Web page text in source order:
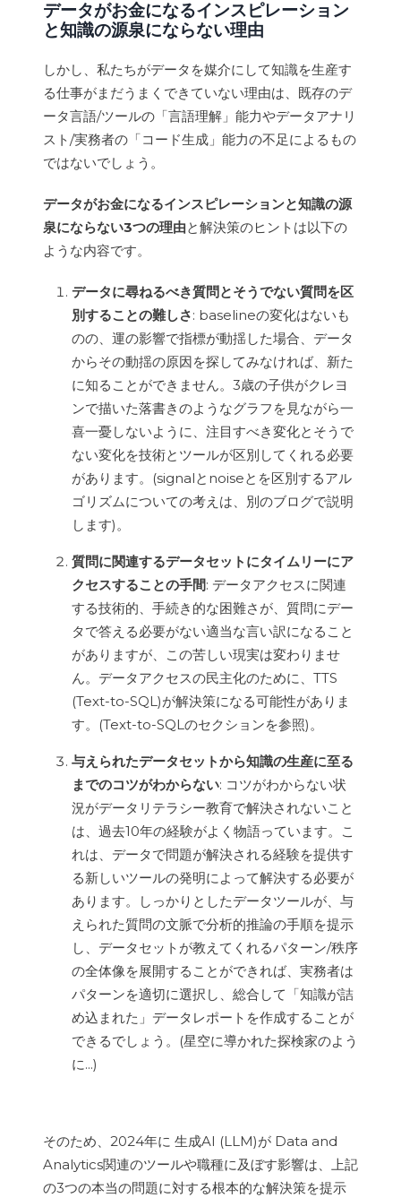
データがお金になるインスピレーション
と知識の源泉にならない理由
しかし、私たちがデータを媒介にして知識を生産す
る仕事がまだうまくできていない理由は、既存のデ
ータ言語/ツールの「言語理解」能力やデータアナリ
スト/実務者の「コード生成」能力の不足によるもの
ではないでしょう。
データがお金になるインスピレーションと知識の源
泉にならない3つの理由と解決策のヒントは以下の
ような内容です。
データに尋ねるべき質問とそうでない質問を区
別することの難しさ: baselineの変化はないも
のの、運の影響で指標が動揺した場合、データ
からその動揺の原因を探してみなければ、新た
に知ることができません。3歳の子供がクレヨ
ンで描いた落書きのようなグラフを見ながら一
喜一憂しないように、注目すべき変化とそうで
ない変化を技術とツールが区別してくれる必要
があります。(signalとnoiseとを区別するアル
ゴリズムについての考えは、別のブログで説明
します)。
質問に関連するデータセットにタイムリーにア
クセスすることの手間: データアクセスに関連
する技術的、手続き的な困難さが、質問にデー
タで答える必要がない適当な言い訳になること
がありますが、この苦しい現実は変わりませ
ん。データアクセスの民主化のために、TTS
(Text-to-SQL)が解決策になる可能性がありま
す。(Text-to-SQLのセクションを参照)。
与えられたデータセットから知識の生産に至る
までのコツがわからない: コツがわからない状
況がデータリテラシー教育で解決されないこと
は、過去10年の経験がよく物語っています。こ
れは、データで問題が解決される経験を提供す
る新しいツールの発明によって解決する必要が
あります。しっかりとしたデータツールが、与
えられた質問の文脈で分析的推論の手順を提示
し、データセットが教えてくれるパターン/秩序
の全体像を展開することができれば、実務者は
パターンを適切に選択し、総合して「知識が詰
め込まれた」データレポートを作成することが
できるでしょう。(星空に導かれた探検家のよう
に...)
そのため、2024年に 生成AI (LLM)が Data and
Analytics関連のツールや職種に及ぼす影響は、上記
の3つの本当の問題に対する根本的な解決策を提示